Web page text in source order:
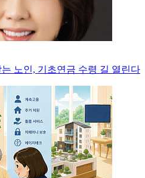
노인, 기초연금 수령 길 열린다